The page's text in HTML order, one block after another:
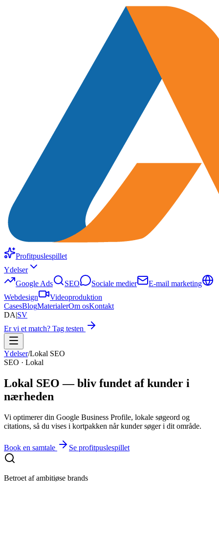
Profitpuslespillet
Ydelser
Google Ads
SEO Sociale medier
E-mail marketing
Webdesign
Videoproduktion
CasesBlogMaterialerOm osKontakt
DA|SV
Er vi et match? Tag testen
Ydelser/Lokal SEO
SEO · Lokal
Lokal SEO — bliv fundet af kunder i
nærheden
Vi optimerer din Google Business Profile, lokale søgeord og
citations, så du vises i kortpakken når kunder søger i dit område.
Book en samtale Se profitpuslespillet
Betroet af ambitiøse brands